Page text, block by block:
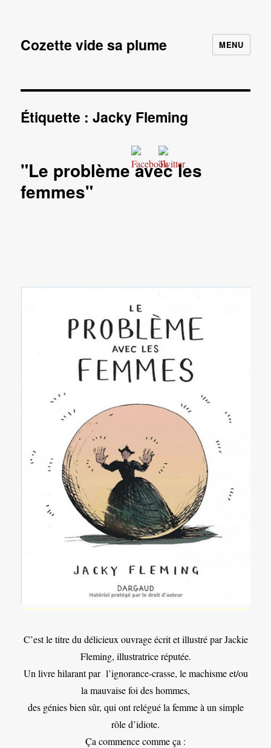
Cozette vide sa plume MENU
Étiquette :Jacky Fleming
"Le problème avec les
femmes"
C’est le titre du délicieux ouvrage écrit et illustré par Jackie
Fleming, illustratrice réputée.
Un livre hilarant par l’ignorance-crasse, le machisme et/ou
la mauvaise foi des hommes,
des génies bien sûr, qui ont relégué la femme à un simple
rôle d’idiote.
Ça commence comme ça :